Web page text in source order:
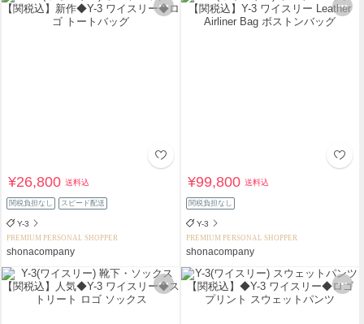
¥26,800送料込
関税負担なし スピード配送
Y-3
PREMIUM PERSONAL SHOPPER
shonacompany
¥99,800送料込
関税負担なし
Y-3
PREMIUM PERSONAL SHOPPER
shonacompany